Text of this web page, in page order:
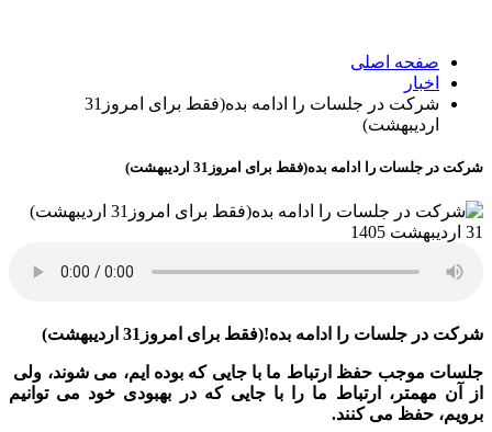
صفحه اصلی
اخبار
شرکت در جلسات را ادامه بده(فقط برای امروز31
اردیبهشت)
شرکت در جلسات را ادامه بده(فقط برای امروز31 اردیبهشت)
31 اردیبهشت 1405
شرکت در جلسات را ادامه بده!(فقط برای امروز31 اردیبهشت)
جلسات موجب حفظ ارتباط ما با جایی که بوده⁯ ایم، می⁯ شوند، ولی
از آن مهم⁯تر، ارتباط ما را با جایی که در بهبودی خود می ⁯توانیم
برویم، حفظ می⁯ کنند.